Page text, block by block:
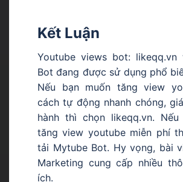
Kết Luận
Youtube views bot: likeqq.vn
Bot đang được sử dụng phổ
Nếu bạn muốn tăng view
cách tự động nhanh chóng,
hành thì chọn likeqq.vn.
tăng view youtube miễn phí
tải Mytube Bot. Hy vọng, bài
Marketing cung cấp nhiều
ích.